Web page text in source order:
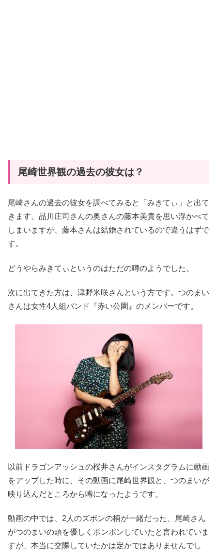
尾崎世界観の過去の彼女は？
尾崎さんの過去の彼女を調べてみると「みきてぃ」と出て
きます。品川庄司さんの奥さんの藤本美貴を思い浮かべて
しまいますが、藤本さんは結婚されているので違うはずで
す。
どうやらみきてぃというのはただの噂のようでした。
次に出てきた方は、津野米咲さんという方です。つのまい
さんは女性4人組バンド『赤い公園』のメンバーです。
以前ドラゴンアッシュの桜井さんがインスタグラムに動画
をアップした時に、その動画に尾崎世界観と、つのまいが
映り込んだところから噂になったようです。
動画の中では、2人のズボンの柄が一緒だった、尾崎さん
がつのまいの頭を優しくポンポンしていたと言われていま
すが、本当に交際していたかは定かではありませんでし